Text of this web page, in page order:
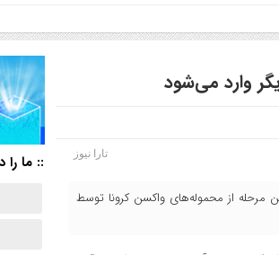
تارا نیوز
مرحله از محموله‌های واکسن کرونا توسط
:: ما را